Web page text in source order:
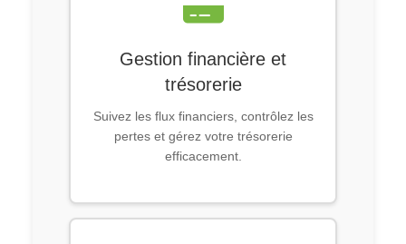
Gestion financière et
trésorerie
Suivez les flux financiers, contrôlez les
pertes et gérez votre trésorerie
efficacement.